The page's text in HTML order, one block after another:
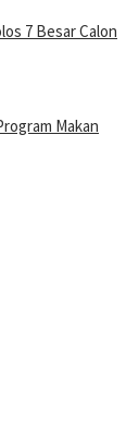
7 Besar Calon
Makan